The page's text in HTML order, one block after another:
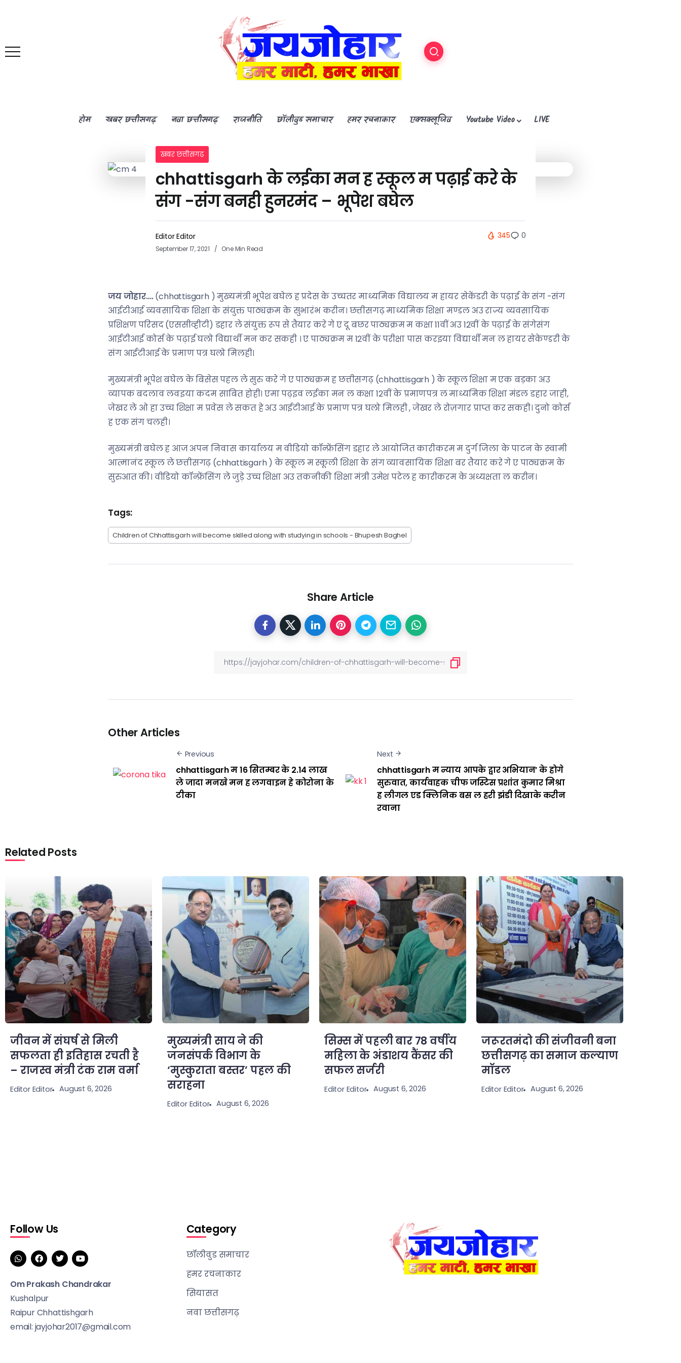
होम खबर छत्तीसगढ़ नवा छत्तीसगढ़ राजनीति छॉलीवुड समाचार हमर रचनाकार एक्सक्लूजिव Youtube Video LIVE
खबर छत्तीसगढ़
chhattisgarh के लईका मन ह स्कूल म पढ़ाई करे के
संग -संग बनही हुनरमंद – भूपेश बघेल
Editor Editor
September 17, 2021 One Min Read
345 0
जय जोहार….(chhattisgarh ) मुख्यमंत्री भूपेश बघेल ह प्रदेस के उच्चतर माध्यमिक विद्यालय म हायर सेकेंडरी के पढ़ाई के संग -संग
आईटीआई व्यवसायिक शिक्षा के संयुक्त पाठ्यक्रम के सुभारंभ करीन। छत्तीसगढ़ माध्यमिक शिक्षा मण्डल अउ राज्य व्यवसायिक
प्रशिक्षण परिसद (एससीव्हीटी) डहार ले संयुक्त रूप से तैयार करे गे ए दू बछर पाठ्यक्रम म कक्षा 11वीं अउ 12वीं के पढ़ाई के संगेसंग
आईटीआई कोर्स के पढ़ाई घलो विद्यार्थी मन कर सकही । ए पाठ्यक्रम म 12वीं के परीक्षा पास करइया विद्यार्थी मन ल हायर सेकेण्डरी के
संग आईटीआई के प्रमाण पत्र घलो मिलही।
मुख्यमंत्री भूपेश बघेल के बिसेस पहल ले सुरु करे गे ए पाठ्यक्रम ह छत्तीसगढ़ (chhattisgarh ) के स्कूल शिक्षा म एक बड़का अउ
व्यापक बदलाव लवइया कदम साबित होही। एमा पढ़इव लईका मन ल कक्षा 12वीं के प्रमाणपत्र ल माध्यमिक शिक्षा मंडल डहार जाही,
जेखर ले ओ हा उच्च शिक्षा म प्रवेस ले सकत हे अउ आईटीआई के प्रमाण पत्र घलो मिलही , जेखर ले रोज़गार प्राप्त कर सकही। दुनो कोर्स
ह एक संग चलही।
मुख्यमंत्री बघेल ह आज अपन निवास कार्यालय म वीडियो कॉन्फ्रेंसिंग डहार ले आयोजित कारीकरम म दुर्ग जिला के पाटन के स्वामी
आत्मानंद स्कूल ले छत्तीसगढ़ (chhattisgarh ) के स्कूल म स्कूली शिक्षा के संग व्यावसायिक शिक्षा बर तैयार करे गे ए पाठ्यक्रम के
सुरुआत की। वीडियो कॉन्फ्रेंसिंग ले जुड़े उच्च शिक्षा अउ तकनीकी शिक्षा मंत्री उमेश पटेल ह कारीकरम के अध्यक्षता ल करीन।
Tags:
Children of Chhattisgarh will become skilled along with studying in schools - Bhupesh Baghel
Share Article
Other Articles
Previous
chhattisgarh म 16 सितम्बर के 2.14 लाख
ले जादा मनखे मन ह लगवाइन हे कोरोना के
टीका
Next
chhattisgarh म न्याय आपके द्वार अभियान’ के होगे
सुरुवात, कार्यवाहक चीफ जस्टिस प्रशांत कुमार मिश्रा
ह लीगल एड क्लिनिक बस ल हरी झंडी दिखाके करीन
रवाना
Related Posts
जीवन में संघर्ष से मिली
सफलता ही इतिहास रचती है
– राजस्व मंत्री टंक राम वर्मा
Editor Editor August 6, 2026
मुख्यमंत्री साय ने की
जनसंपर्क विभाग के
‘मुस्कुराता बस्तर’ पहल की
सराहना
Editor Editor August 6, 2026
सिम्स में पहली बार 78 वर्षीय
महिला के अंडाशय कैंसर की
सफल सर्जरी
Editor Editor August 6, 2026
जरूरतमंदो की संजीवनी बना
छत्तीसगढ़ का समाज कल्याण
मॉडल
Editor Editor August 6, 2026
Follow Us
Om Prakash Chandrakar
Kushalpur
Raipur Chhattishgarh
email: jayjohar2017@gmail.com
Category
छॉलीवुड समाचार
हमर रचनाकार
सियासत
नवा छत्तीसगढ़